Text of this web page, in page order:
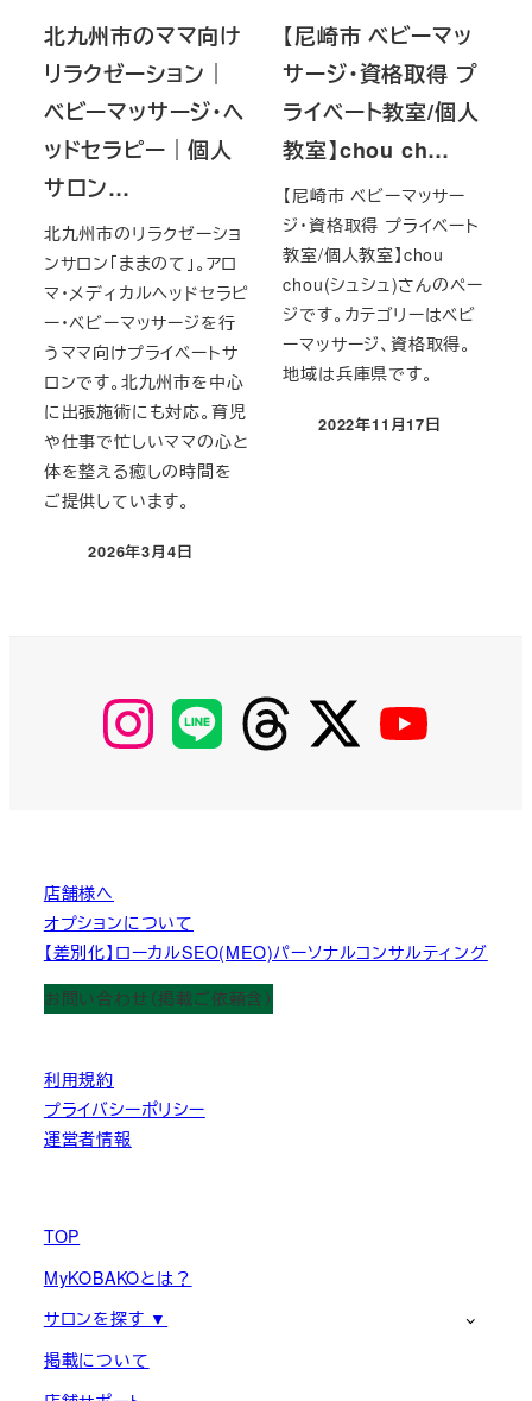
北九州市のママ向け
リラクゼーション｜
ベビーマッサージ・ヘ
ッドセラピー｜個人
サロン…
北九州市のリラクゼーショ
ンサロン「ままのて」。アロ
マ・メディカルヘッドセラピ
ー・ベビーマッサージを行
うママ向けプライベートサ
ロンです。北九州市を中心
に出張施術にも対応。育児
や仕事で忙しいママの心と
体を整える癒しの時間を
ご提供しています。
投稿日
2026年3月4日
【尼崎市 ベビーマッ
サージ・資格取得 プ
ライベート教室/個人
教室】chou ch…
【尼崎市 ベビーマッサー
ジ・資格取得 プライベート
教室/個人教室】chou
chou(シュシュ)さんのペー
ジです。カテゴリーはベビ
ーマッサージ、資格取得。
地域は兵庫県です。
投稿日
2022年11月17日
【Instagram】
MyKOBAKO
【LINE】 【threads】 【Twitter】
店舗様へ
オプションについて
【差別化】ローカルSEO(MEO)パーソナルコンサルティング
お問い合わせ（掲載ご依頼含）
利用規約
プライバシーポリシー
運営者情報
TOP
MyKOBAKOとは？
サロンを探す ▼
掲載について